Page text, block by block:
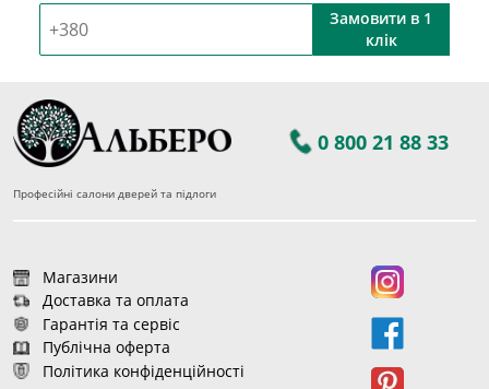
Замовити в 1
клік
0 800 21 88 33
Професійні салони дверей та підлоги
Магазини
Доставка та оплата
Гарантія та сервіс
Публічна оферта
Політика конфіденційності